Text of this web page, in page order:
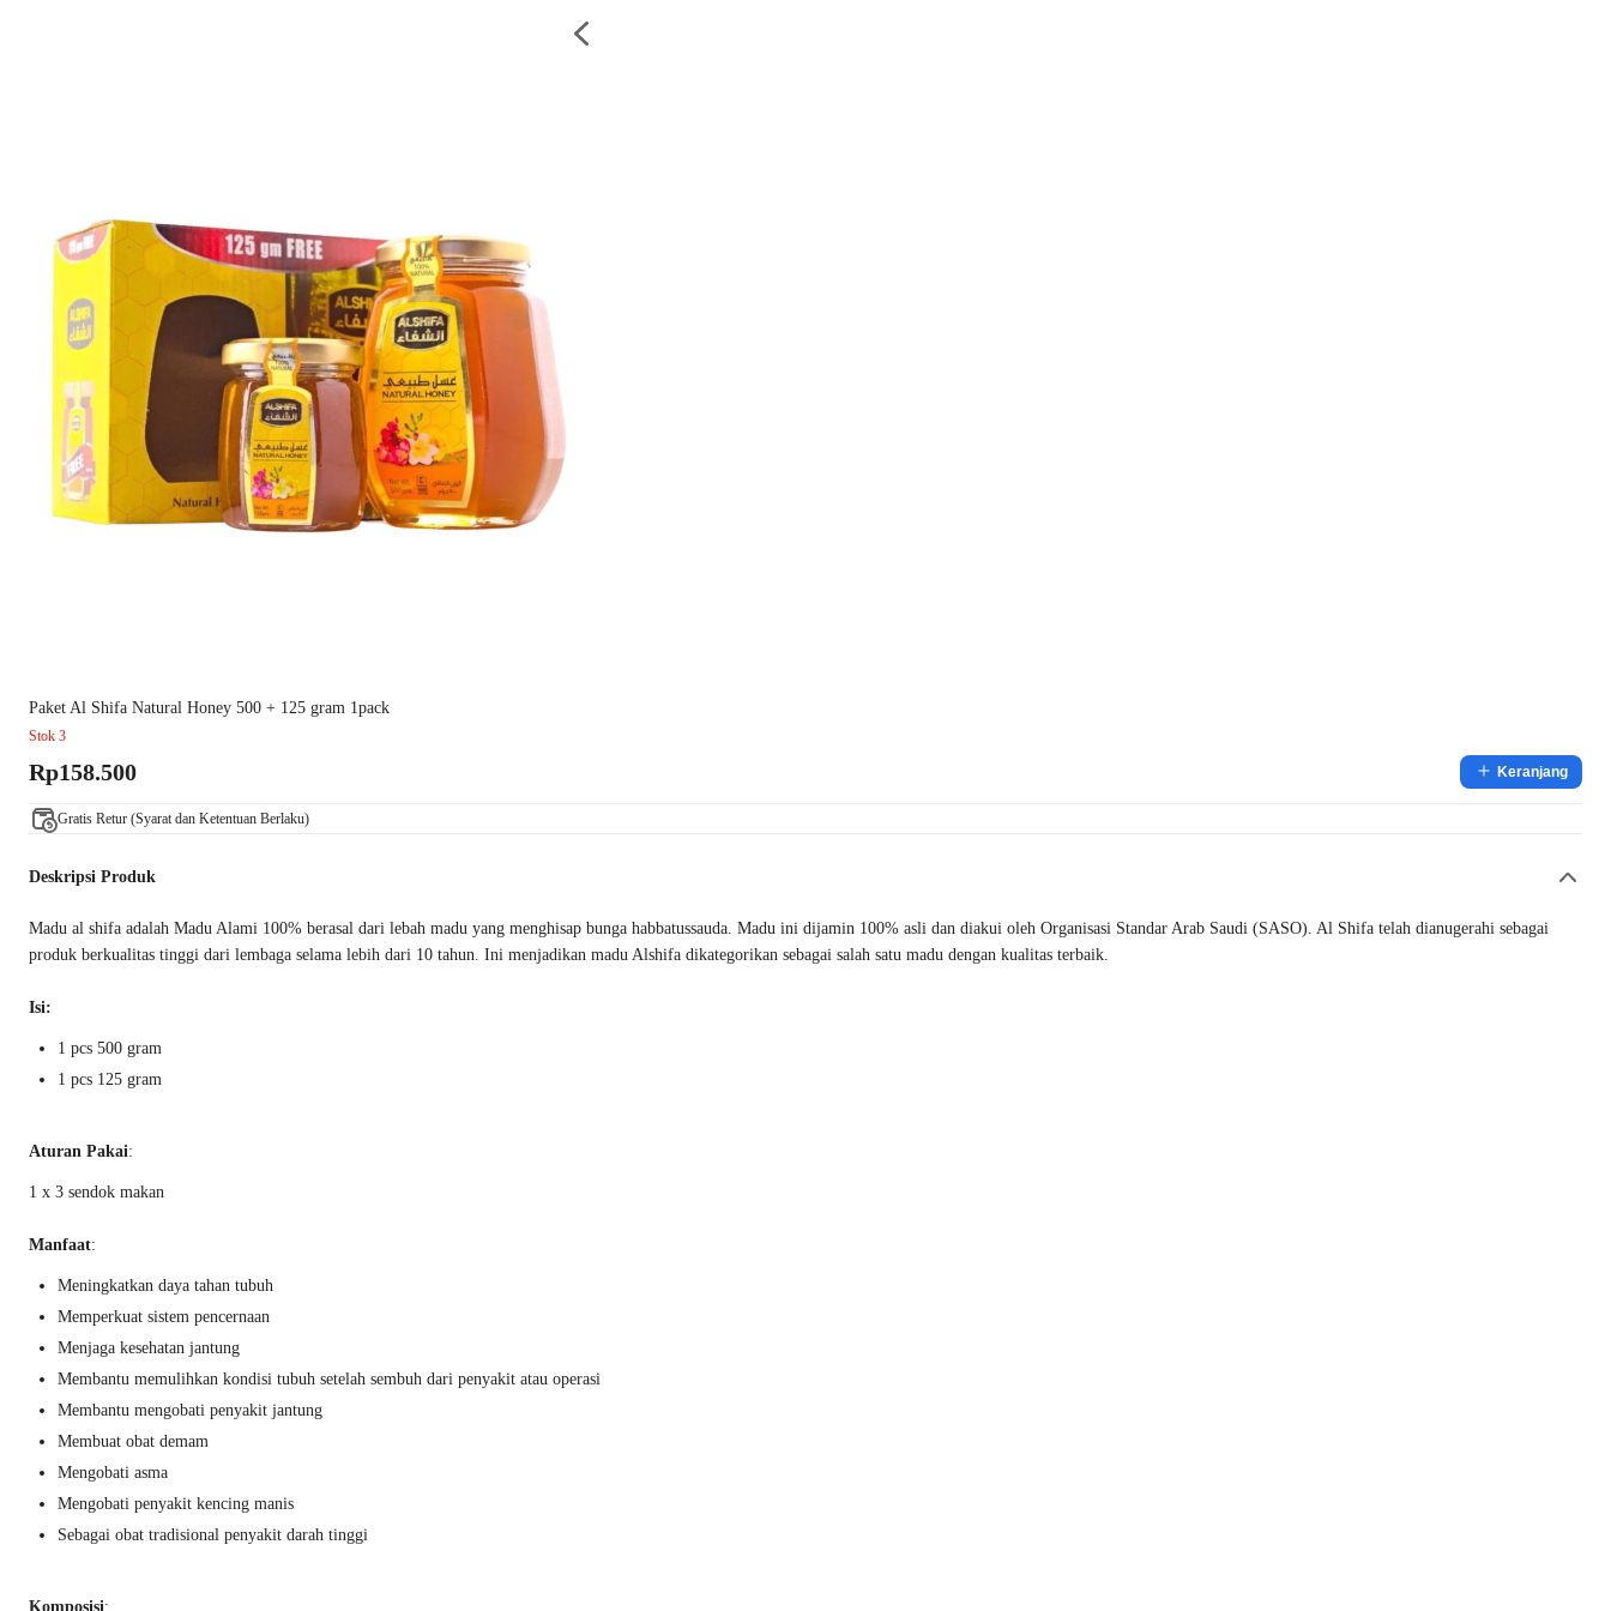
Paket Al Shifa Natural Honey 500 + 125 gram 1pack
Stok 3
Rp158.500 Keranjang
Gratis Retur (Syarat dan Ketentuan Berlaku)
Deskripsi Produk
Madu al shifa adalah Madu Alami 100% berasal dari lebah madu yang menghisap bunga habbatussauda. Madu ini dijamin 100% asli dan diakui oleh Organisasi Standar Arab Saudi (SASO). Al Shifa telah dianugerahi sebagai
produk berkualitas tinggi dari lembaga selama lebih dari 10 tahun. Ini menjadikan madu Alshifa dikategorikan sebagai salah satu madu dengan kualitas terbaik.
Isi:
1 pcs 500 gram
1 pcs 125 gram
Aturan Pakai:
1 x 3 sendok makan
Manfaat:
Meningkatkan daya tahan tubuh
Memperkuat sistem pencernaan
Menjaga kesehatan jantung
Membantu memulihkan kondisi tubuh setelah sembuh dari penyakit atau operasi
Membantu mengobati penyakit jantung
Membuat obat demam
Mengobati asma
Mengobati penyakit kencing manis
Sebagai obat tradisional penyakit darah tinggi
Komposisi: